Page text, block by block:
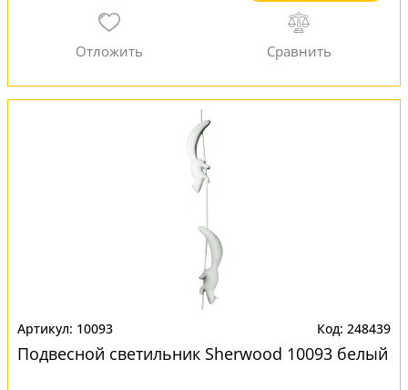
10093 248439
Подвесной светильник Sherwood 10093 белый